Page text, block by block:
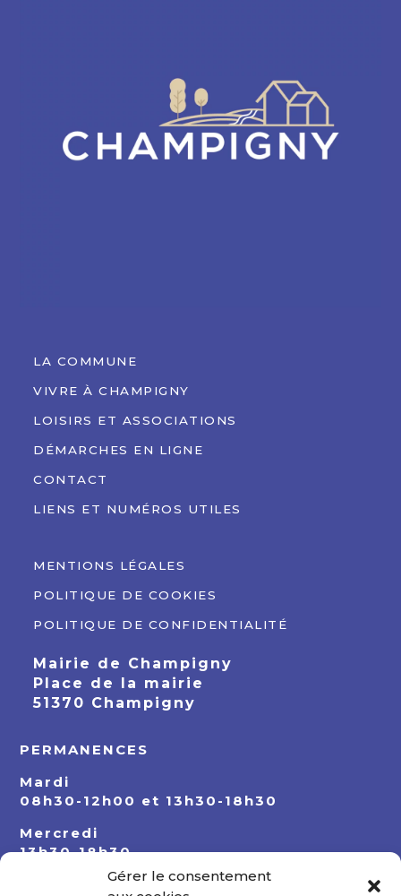
Gérer le consentement
LA COMMUNE
VIVRE À CHAMPIGNY
LOISIRS ET ASSOCIATIONS
DÉMARCHES EN LIGNE
CONTACT
LIENS ET NUMÉROS UTILES
MENTIONS LÉGALES
POLITIQUE DE COOKIES
POLITIQUE DE CONFIDENTIALITÉ
Mairie de Champigny
Place de la mairie
51370 Champigny
PERMANENCES
Mardi
08h30-12h00 et 13h30-18h30
Mercredi
13h30-18h30